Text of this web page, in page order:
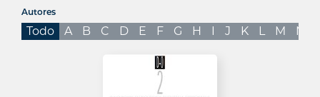
Autores
Todo A B C D E F G H I J K L M N